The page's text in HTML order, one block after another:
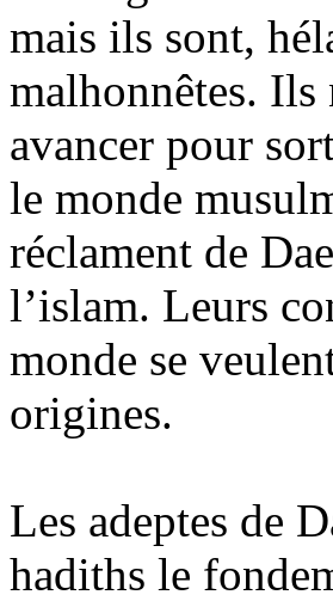
mais ils sont,
malhonnêtes. Ils
avancer pour
le monde
réclament de
l’islam. Leurs
monde se
origines.
Les adeptes de
hadiths le